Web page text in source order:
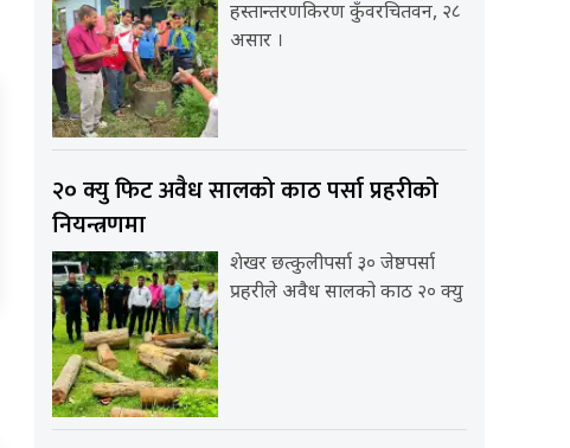
हस्तान्तरणकिरण कुँवरचितवन, २८
असार ।
२० क्यु फिट अवैध सालको काठ पर्सा प्रहरीको
नियन्त्रणमा
शेखर छत्कुलीपर्सा ३० जेष्ठपर्सा
प्रहरीले अवैध सालको काठ २० क्यु